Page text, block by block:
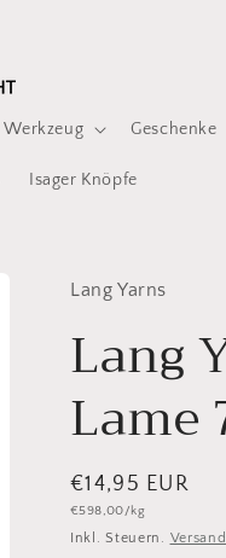
Werkzeug Geschenke
Isager Knöpfe
Lang Yarns
Lang
Lame
Normaler
Preis
€14,95 EUR
Grundpreis
€598,00/kg
Inkl. Steuern. Versand